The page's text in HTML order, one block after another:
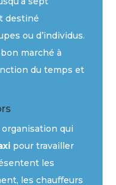
destiné
ou d’individus.
marché à
du temps et
qui
pour travailler
les
les chauffeurs